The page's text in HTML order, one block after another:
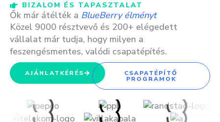
BIZALOM ÉS TAPASZTALAT
Ők már átélték a BlueBerry élményt
Közel 9000 résztvevő és 200+ elégedett
vállalat már tudja, hogy milyen a
feszengésmentes, valódi csapatépítés.
AJÁNLATKÉRÉS CSAPATÉPÍTŐ
PROGRAMOK